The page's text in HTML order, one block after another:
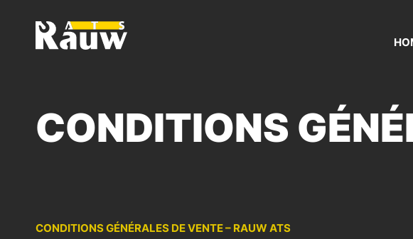
ATS RAUW - CONSTRUCTION & AMÉNAGEMENT DE VÉHICULES
CONDITIONS
CONDITIONS GÉNÉRALES DE VENTE – RAUW ATS